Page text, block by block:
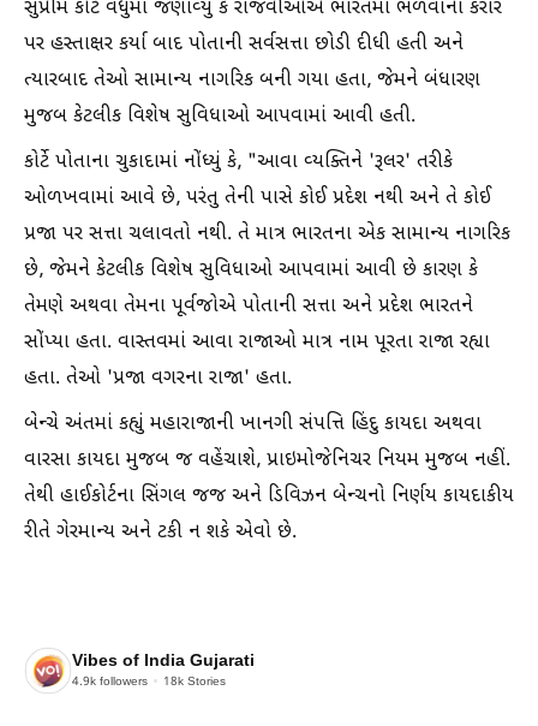
સુપ્રીમ કોર્ટે વધુમાં જણાવ્યું કે રાજવીઓએ ભારતમાં ભળવાના કરાર
પર હસ્તાક્ષર કર્યા બાદ પોતાની સર્વસત્તા છોડી દીધી હતી અને
ત્યારબાદ તેઓ સામાન્ય નાગરિક બની ગયા હતા, જેમને બંધારણ
મુજબ કેટલીક વિશેષ સુવિધાઓ આપવામાં આવી હતી.
કોર્ટે પોતાના ચુકાદામાં નોંધ્યું કે, "આવા વ્યક્તિને 'રૂલર' તરીકે
ઓળખવામાં આવે છે, પરંતુ તેની પાસે કોઈ પ્રદેશ નથી અને તે કોઈ
પ્રજા પર સત્તા ચલાવતો નથી. તે માત્ર ભારતના એક સામાન્ય નાગરિક
છે, જેમને કેટલીક વિશેષ સુવિધાઓ આપવામાં આવી છે કારણ કે
તેમણે અથવા તેમના પૂર્વજોએ પોતાની સત્તા અને પ્રદેશ ભારતને
સોંપ્યા હતા. વાસ્તવમાં આવા રાજાઓ માત્ર નામ પૂરતા રાજા રહ્યા
હતા. તેઓ 'પ્રજા વગરના રાજા' હતા.
બેન્ચે અંતમાં કહ્યું મહારાજાની ખાનગી સંપત્તિ હિંદુ કાયદા અથવા
વારસા કાયદા મુજબ જ વહેંચાશે, પ્રાઇમોજેનિચર નિયમ મુજબ નહીં.
તેથી હાઈકોર્ટના સિંગલ જજ અને ડિવિઝન બેન્ચનો નિર્ણય કાયદાકીય
રીતે ગેરમાન્ય અને ટકી ન શકે એવો છે.
Vibes of India Gujarati
4.9k followers 18k Stories